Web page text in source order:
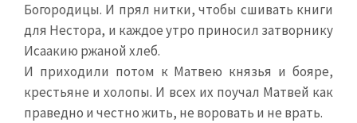
Богородицы. И прял нитки, чтобы сшивать книги
для Нестора, и каждое утро приносил затворнику
Исаакию ржаной хлеб.
И приходили потом к Матвею князья и бояре,
крестьяне и холопы. И всех их поучал Матвей как
праведно и честно жить, не воровать и не врать.